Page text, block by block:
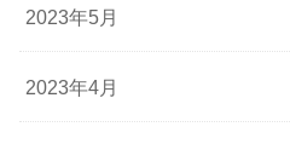
2023年5月
2023年4月